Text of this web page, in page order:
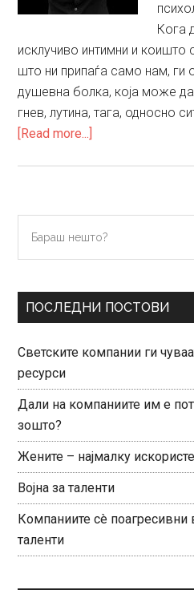
Кога
исклучиво интимни и коишто
што ни припаѓа само нам, ги
душевна болка, која може
гнев, лутина, тага, односно
[Read more...]
Primary
Sidebar
нешто?
ПОСЛЕДНИ ПОСТОВИ
Светските компании ги
ресурси
Дали на компаниите им е
зошто?
Жените – најмалку
Војна за таленти
Компаниите сè
таленти